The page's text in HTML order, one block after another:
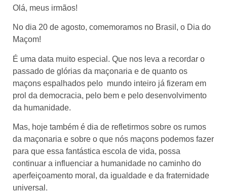
Olá, meus irmãos!
No dia 20 de agosto, comemoramos no Brasil, o Dia do
Maçom!
É uma data muito especial. Que nos leva a recordar o
passado de glórias da maçonaria e de quanto os
maçons espalhados pelo mundo inteiro já fizeram em
prol da democracia, pelo bem e pelo desenvolvimento
da humanidade.
Mas, hoje também é dia de refletirmos sobre os rumos
da maçonaria e sobre o que nós maçons podemos fazer
para que essa fantástica escola de vida, possa
continuar a influenciar a humanidade no caminho do
aperfeiçoamento moral, da igualdade e da fraternidade
universal.